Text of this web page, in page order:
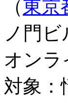
（東京
ノ門ビ
オンラ
対象：